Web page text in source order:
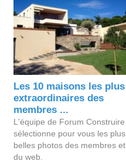
Les 10 maisons les plus
extraordinaires des
membres ...
L'équipe de Forum Construire
sélectionne pour vous les plus
belles photos des membres et
du web.